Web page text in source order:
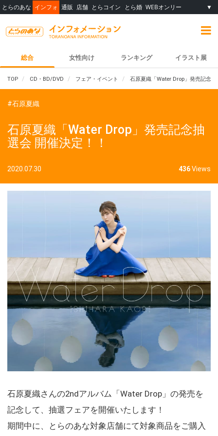
とらのあな インフォ 通販 店舗 とらコイン とら婚 WEBオンリー ▼
総合 女性向け ランキング イラスト展
TOP CD・BD/DVD フェア・イベント 石原夏織「Water Drop」発売記念
#石原夏織
石原夏織「Water Drop」発売記念抽
選会 開催決定！！
2020.07.30 436Views
石原夏織さんの2ndアルバム「Water Drop」の発売を
記念して、抽選フェアを開催いたします！
期間中に、とらのあな対象店舗にて対象商品をご購入